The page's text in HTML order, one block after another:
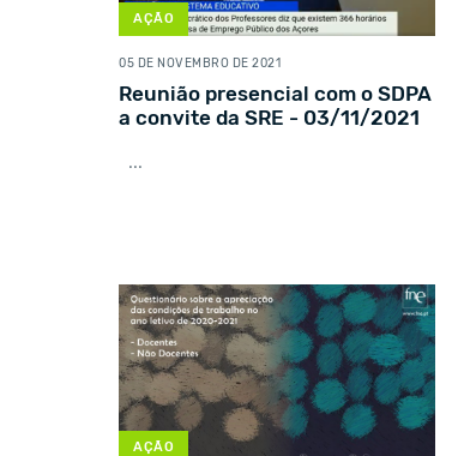
AÇÃO
05 DE NOVEMBRO DE 2021
Reunião presencial com o SDPA
a convite da SRE - 03/11/2021
...
AÇÃO